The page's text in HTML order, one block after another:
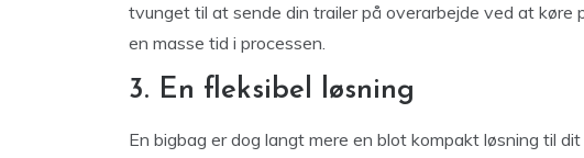
tvunget til at sende din trailer på overarbejde ved at køre
en masse tid i processen.
3. En fleksibel løsning
En bigbag er dog langt mere en blot kompakt løsning til